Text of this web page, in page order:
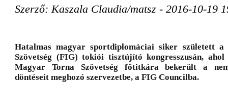
Szerző: Kaszala Claudia/matsz - 2016-10-19
Hatalmas magyar sportdiplomáciai siker született a
Szövetség (FIG) tokiói tisztújító kongresszusán,
Magyar Torna Szövetség főtitkára bekerült a
döntéseit meghozó szervezetbe, a FIG Councilba.